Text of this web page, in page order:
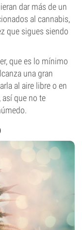
dar más de un
al cannabis,
que sigues siendo
que es lo mínimo
una gran
al aire libre o en
así que no te